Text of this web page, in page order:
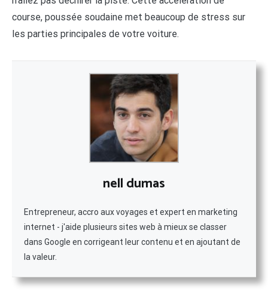
course, poussée soudaine met beaucoup de stress sur
les parties principales de votre voiture.
nell dumas
Entrepreneur, accro aux voyages et expert en marketing
internet - j'aide plusieurs sites web à mieux se classer
dans Google en corrigeant leur contenu et en ajoutant de
la valeur.